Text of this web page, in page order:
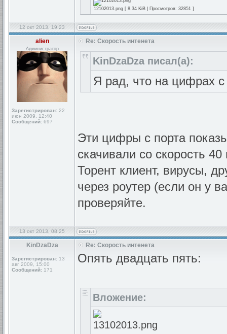
12102013.png [ 8.34 KiB | Просмотров: 32851 ]
12 окт 2013, 19:23
alien
Администратор
Зарегистрирован: 22
июн 2009, 12:40
Сообщений: 697
Re: Скорость интенета
KinDzaDza писал(а):
Я рад, что на цифрах с
Эти цифры с порта
скачивали со скорость
Торент клиент, вирусы,
через роутер (если он у
проверяйте.
13 окт 2013, 08:25
KinDzaDza
Зарегистрирован: 13
авг 2009, 15:00
Сообщений: 171
Re: Скорость интенета
Опять двадцать пять:
Вложение: